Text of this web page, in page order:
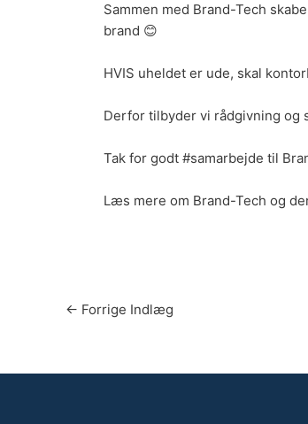
Sammen med Brand-Tech
brand 😊
HVIS uheldet er ude, skal
Derfor tilbyder vi rådgivning og
Tak for godt #samarbejde til
Læs mere om Brand-Tech og
← Forrige Indlæg